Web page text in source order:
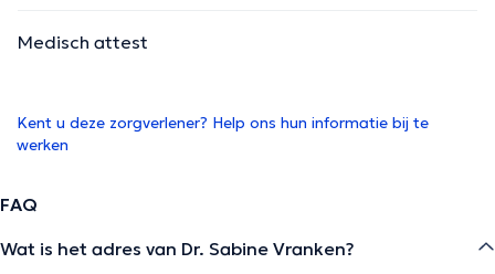
Medisch attest
Kent u deze zorgverlener? Help ons hun informatie bij te
werken
FAQ
Wat is het adres van Dr. Sabine Vranken?